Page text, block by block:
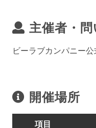
主催者・
ビーラブカンパニー
開催場所
項目